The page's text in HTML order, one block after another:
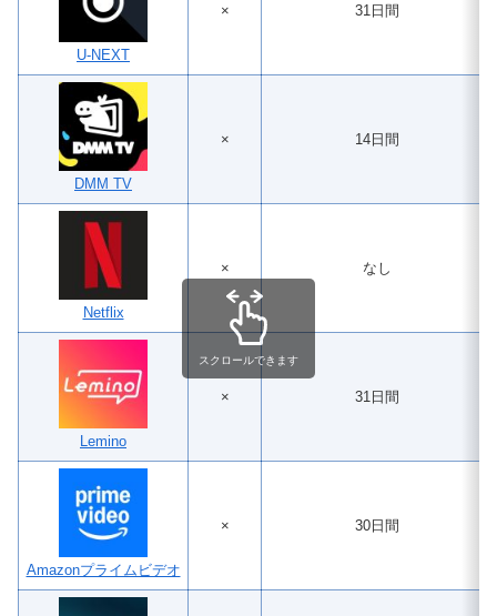
U-NEXT
× 31日間
DMM TV
× 14日間
Netflix
× なし
Lemino
× 31日間
Amazonプライムビデオ
× 30日間
スクロールできます